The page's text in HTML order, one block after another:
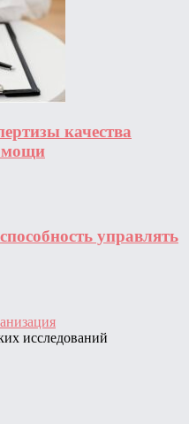
качества
управлять
исследований